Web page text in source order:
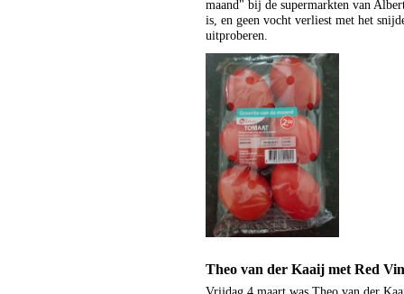
maand" bij de supermarkten van
is, en geen vocht verliest met het
uitproberen.
Theo van der Kaaij met Red
Vrijdag 4 maart was Theo van der